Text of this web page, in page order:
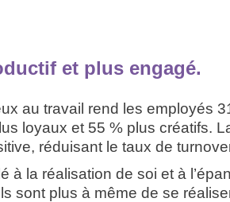
et plus engagé.
au travail rend les employés
loyaux et 55 % plus créatifs.
réduisant le taux de
à la réalisation de soi et à
sont plus à même de se